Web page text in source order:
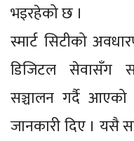
भइरहेको छ ।
स्मार्ट सिटीको
डिजिटल सेवासँग
सञ्चालन गर्दै
जानकारी दिए । यसै